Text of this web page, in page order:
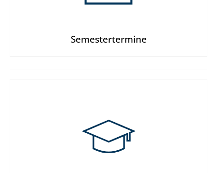
Semestertermine